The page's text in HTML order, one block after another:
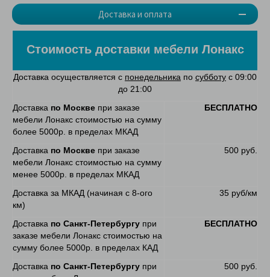
Доставка и оплата
Стоимость доставки мебели Лонакс
Доставка осуществляется с понедельника по субботу с 09:00
до 21:00
Доставка по Москве при заказе
мебели Лонакс стоимостью на сумму
более 5000р. в пределах МКАД
БЕСПЛАТНО
Доставка по Москве при заказе
мебели Лонакс стоимостью на сумму
менее 5000р. в пределах МКАД
500 руб.
Доставка за МКАД (начиная с 8-ого
км)
35 руб/км
Доставка по Санкт-Петербургу при
заказе мебели Лонакс стоимостью на
сумму более 5000р. в пределах КАД
БЕСПЛАТНО
Доставка по Санкт-Петербургу при
500 руб.